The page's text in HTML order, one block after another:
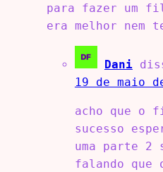
para fazer um
era melhor nem
Dani
19 de maio
acho que o
sucesso
uma parte 2
falando que